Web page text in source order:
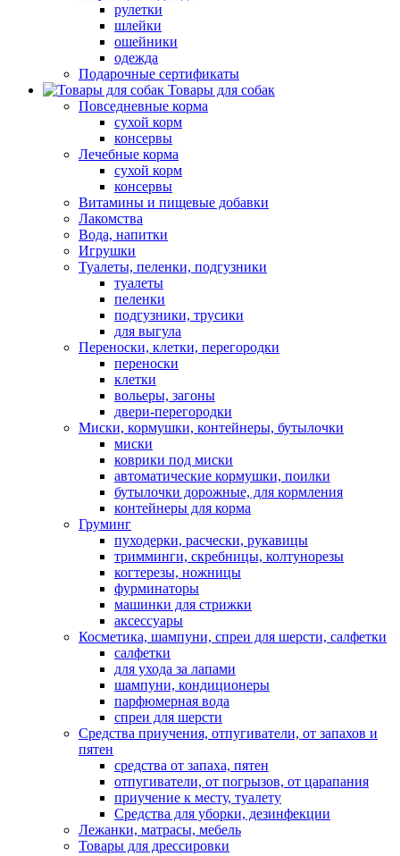
рулетки
шлейки
ошейники
одежда
Подарочные сертификаты
Товары для собак
Повседневные корма
сухой корм
консервы
Лечебные корма
сухой корм
консервы
Витамины и пищевые добавки
Лакомства
Вода, напитки
Игрушки
Туалеты, пеленки, подгузники
туалеты
пеленки
подгузники, трусики
для выгула
Переноски, клетки, перегородки
переноски
клетки
вольеры, загоны
двери-перегородки
Миски, кормушки, контейнеры, бутылочки
миски
коврики под миски
автоматические кормушки, поилки
бутылочки дорожные, для кормления
контейнеры для корма
Груминг
пуходерки, расчески, рукавицы
тримминги, скребницы, колтунорезы
когтерезы, ножницы
фурминаторы
машинки для стрижки
аксессуары
Косметика, шампуни, спреи для шерсти, салфетки
салфетки
для ухода за лапами
шампуни, кондиционеры
парфюмерная вода
спреи для шерсти
Средства приучения, отпугиватели, от запахов и
пятен
средства от запаха, пятен
отпугиватели, от погрызов, от царапания
приучение к месту, туалету
Средства для уборки, дезинфекции
Лежанки, матрасы, мебель
Товары для дрессировки